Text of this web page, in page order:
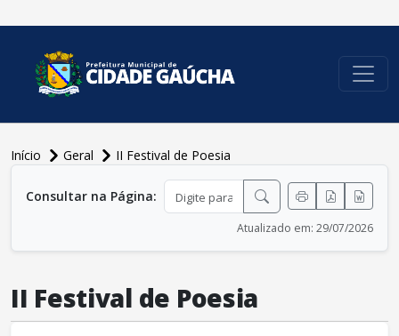
Início Geral
II Festival de Poesia
Consultar na Página:
Atualizado em: 29/07/2026
II Festival de Poesia